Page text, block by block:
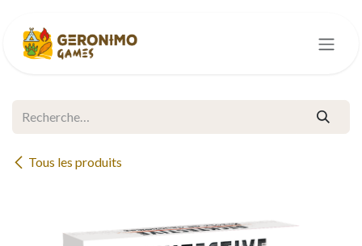
Tous les produits